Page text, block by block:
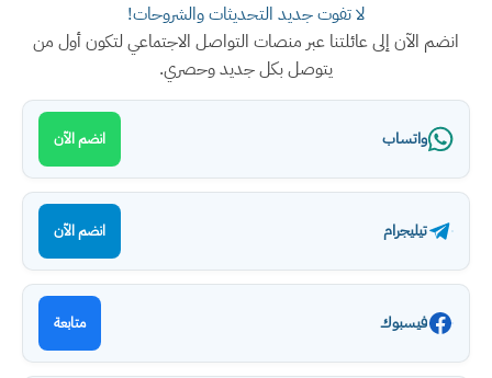
لا تفوت جديد التحديثات والشروحات!
انضم الآن إلى عائلتنا عبر منصات التواصل الاجتماعي لتكون أول من
يتوصل بكل جديد وحصري.
واتساب انضم الآن
تيليجرام انضم الآن
فيسبوك متابعة